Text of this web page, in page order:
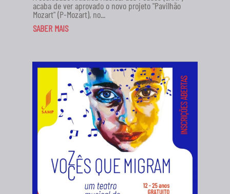
acaba de ver aprovado o novo projeto "Pavilhão
Mozart" (P-Mozart), no...
SABER MAIS